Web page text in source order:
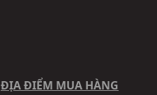
ĐỊA ĐIỂM MUA HÀNG